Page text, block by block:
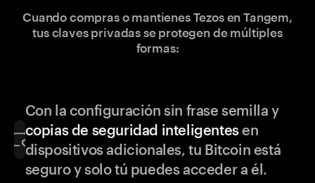
Cuando compras o mantienes Tezos en Tangem,
tus claves privadas se protegen de múltiples
formas:
Con la configuración sin frase semilla y
copias de seguridad inteligentesen
dispositivos adicionales, tu Bitcoin está
seguro y solo tú puedes acceder a él.